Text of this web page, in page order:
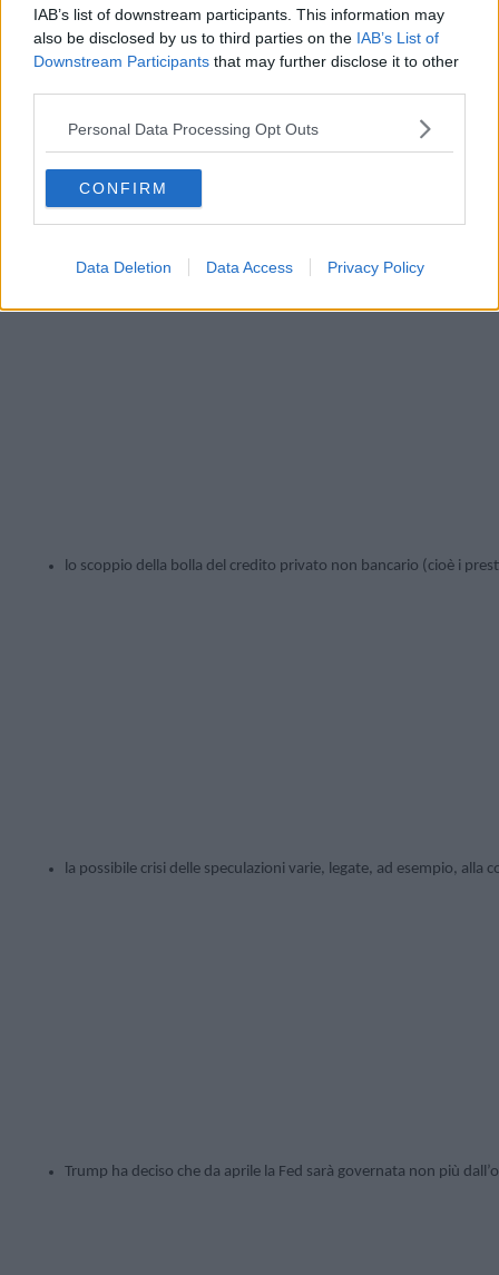
IAB’s list of downstream participants. This information may
also be disclosed by us to third parties on the IAB’s List of
Downstream Participants that may further disclose it to other
Personal Data Processing Opt Outs
CONFIRM
Data Deletion Data Access Privacy Policy
i livelli del debito pubblico dei vari Stati crescono sempre più in
lo scoppio della bolla del credito privato non bancario (cioè i
la possibile crisi delle speculazioni varie, legate, ad esempio, alla
Trump ha deciso che da aprile la Fed sarà governata non più